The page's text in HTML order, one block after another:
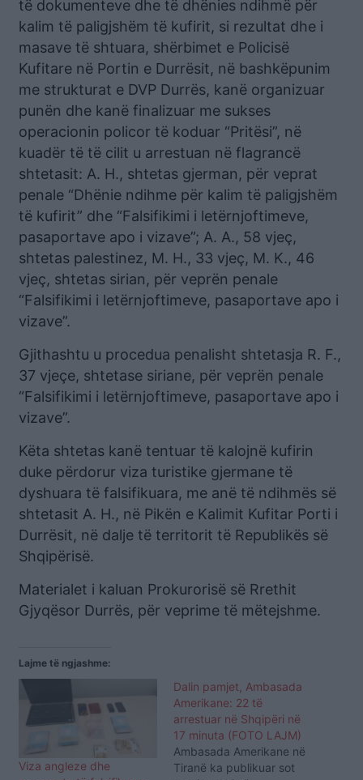
të dokumenteve dhe të dhënies ndihmë për
kalim të paligjshëm të kufirit, si rezultat dhe i
masave të shtuara, shërbimet e Policisë
Kufitare në Portin e Durrësit, në bashkëpunim
me strukturat e DVP Durrës, kanë organizuar
punën dhe kanë finalizuar me sukses
operacionin policor të koduar “Pritësi”, në
kuadër të të cilit u arrestuan në flagrancë
shtetasit: A. H., shtetas gjerman, për veprat
penale “Dhënie ndihme për kalim të paligjshëm
të kufirit” dhe “Falsifikimi i letërnjoftimeve,
pasaportave apo i vizave”; A. A., 58 vjeç,
shtetas palestinez, M. H., 33 vjeç, M. K., 46
vjeç, shtetas sirian, për veprën penale
“Falsifikimi i letërnjoftimeve, pasaportave apo i
vizave”.
Gjithashtu u procedua penalisht shtetasja R. F.,
37 vjeçe, shtetase siriane, për veprën penale
“Falsifikimi i letërnjoftimeve, pasaportave apo i
vizave”.
Këta shtetas kanë tentuar të kalojnë kufirin
duke përdorur viza turistike gjermane të
dyshuara të falsifikuara, me anë të ndihmës së
shtetasit A. H., në Pikën e Kalimit Kufitar Porti i
Durrësit, në dalje të territorit të Republikës së
Shqipërisë.
Materialet i kaluan Prokurorisë së Rrethit
Gjyqësor Durrës, për veprime të mëtejshme.
Lajme të ngjashme:
Viza angleze dhe
Dalin pamjet, Ambasada
Amerikane: 22 të
arrestuar në Shqipëri në
17 minuta (FOTO LAJM)
Ambasada Amerikane në
Tiranë ka publikuar sot